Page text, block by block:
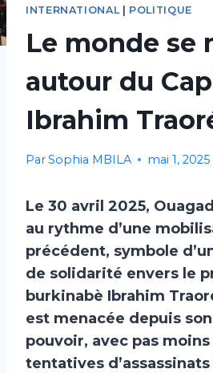
INTERNATIONAL| POLITIQUE
Le monde se
autour du
Ibrahim
ParSophia MBILA mai 1, 2025
Le 30 avril 2025,
au rythme d’une
précédent, symbole
de solidarité envers le
burkinabè Ibrahim
est menacée depuis
pouvoir, avec pas moins
tentatives